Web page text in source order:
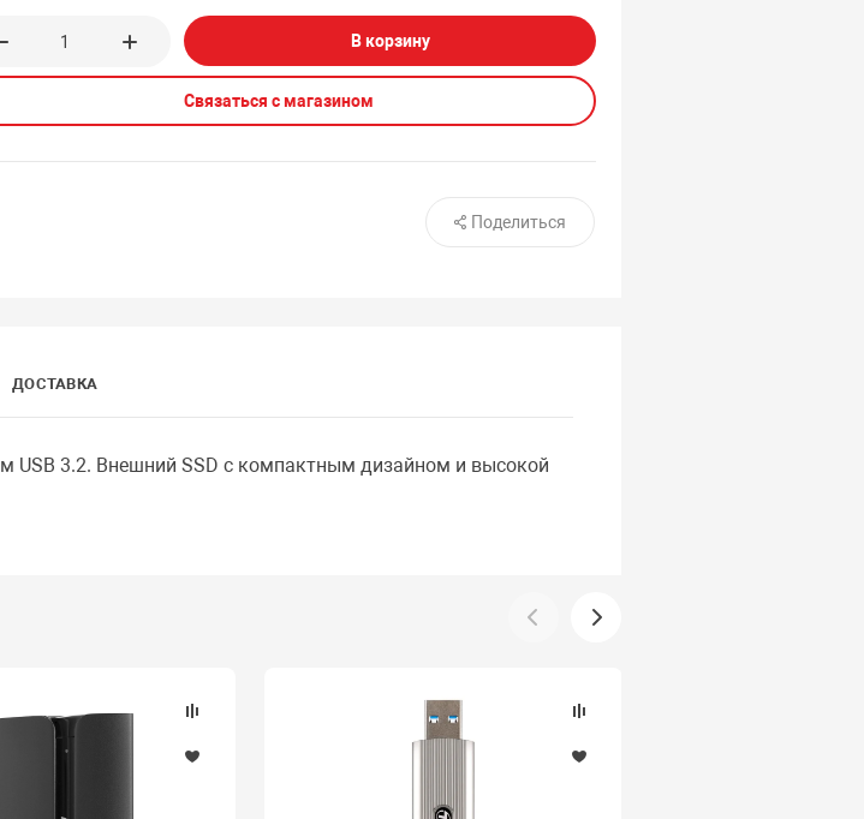
В корзину
Связаться с магазином
Поделиться
ДОСТАВКА
USB 3.2. Внешний SSD с компактным дизайном и высокой